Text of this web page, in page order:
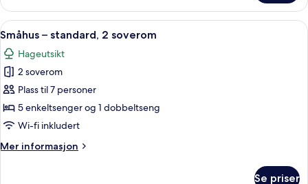
–
standard,
2
Åpne
alle
bildene
av
Småhus
–
standard,
soverom
Småhus – standard, 2 soverom |
11
Småhus – standard, 2 soverom
Hageutsikt
2 soverom
Plass til 7 personer
5 enkeltsenger og 1 dobbeltseng
Wi-fi inkludert
Mer informasjon
Mer
Se priser